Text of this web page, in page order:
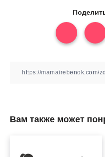
Вам также может